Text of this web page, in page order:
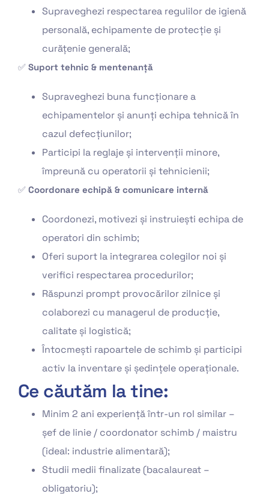
Supraveghezi respectarea regulilor de igienă
personală, echipamente de protecție și
curățenie generală;
✅ Suport tehnic & mentenanță
Supraveghezi buna funcționare a
echipamentelor și anunți echipa tehnică în
cazul defecțiunilor;
Participi la reglaje și intervenții minore,
împreună cu operatorii și tehnicienii;
✅ Coordonare echipă & comunicare internă
Coordonezi, motivezi și instruiești echipa de
operatori din schimb;
Oferi suport la integrarea colegilor noi și
verifici respectarea procedurilor;
Răspunzi prompt provocărilor zilnice și
colaborezi cu managerul de producție,
calitate și logistică;
Întocmești rapoartele de schimb și participi
activ la inventare și ședințele operaționale.
Ce căutăm la tine:
Minim 2 ani experiență într-un rol similar –
șef de linie / coordonator schimb / maistru
(ideal: industrie alimentară);
Studii medii finalizate (bacalaureat –
obligatoriu);